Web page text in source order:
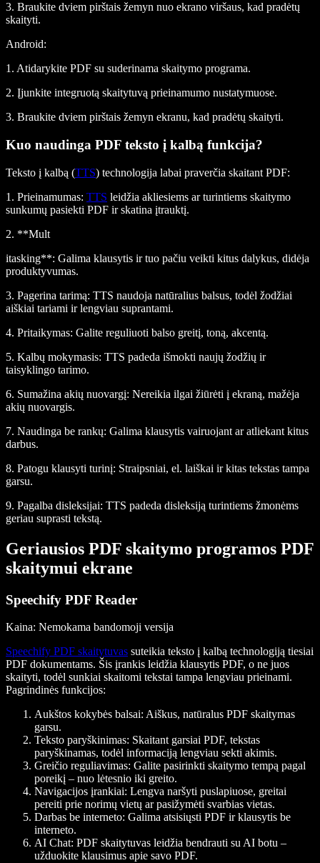
3. Braukite dviem pirštais žemyn nuo ekrano viršaus, kad pradėtų
skaityti.
Android:
1. Atidarykite PDF su suderinama skaitymo programa.
2. Įjunkite integruotą skaitytuvą prieinamumo nustatymuose.
3. Braukite dviem pirštais žemyn ekranu, kad pradėtų skaityti.
Kuo naudinga PDF teksto į kalbą funkcija?
Teksto į kalbą (TTS) technologija labai praverčia skaitant PDF:
1. Prieinamumas: TTS leidžia akliesiems ar turintiems skaitymo
sunkumų pasiekti PDF ir skatina įtrauktį.
2. **Mult
itasking**: Galima klausytis ir tuo pačiu veikti kitus dalykus, didėja
produktyvumas.
3. Pagerina tarimą: TTS naudoja natūralius balsus, todėl žodžiai
aiškiai tariami ir lengviau suprantami.
4. Pritaikymas: Galite reguliuoti balso greitį, toną, akcentą.
5. Kalbų mokymasis: TTS padeda išmokti naujų žodžių ir
taisyklingo tarimo.
6. Sumažina akių nuovargį: Nereikia ilgai žiūrėti į ekraną, mažėja
akių nuovargis.
7. Naudinga be rankų: Galima klausytis vairuojant ar atliekant kitus
darbus.
8. Patogu klausyti turinį: Straipsniai, el. laiškai ir kitas tekstas tampa
garsu.
9. Pagalba disleksijai: TTS padeda disleksiją turintiems žmonėms
geriau suprasti tekstą.
Geriausios PDF skaitymo programos PDF
skaitymui ekrane
Speechify PDF Reader
Kaina: Nemokama bandomoji versija
Speechify PDF skaitytuvas suteikia teksto į kalbą technologiją tiesiai
PDF dokumentams. Šis įrankis leidžia klausytis PDF, o ne juos
skaityti, todėl sunkiai skaitomi tekstai tampa lengviau prieinami.
Pagrindinės funkcijos:
Aukštos kokybės balsai: Aiškus, natūralus PDF skaitymas
garsu.
Teksto paryškinimas: Skaitant garsiai PDF, tekstas
paryškinamas, todėl informaciją lengviau sekti akimis.
Greičio reguliavimas: Galite pasirinkti skaitymo tempą pagal
poreikį – nuo lėtesnio iki greito.
Navigacijos įrankiai: Lengva naršyti puslapiuose, greitai
pereiti prie norimų vietų ar pasižymėti svarbias vietas.
Darbas be interneto: Galima atsisiųsti PDF ir klausytis be
interneto.
AI Chat: PDF skaitytuvas leidžia bendrauti su AI botu –
užduokite klausimus apie savo PDF.